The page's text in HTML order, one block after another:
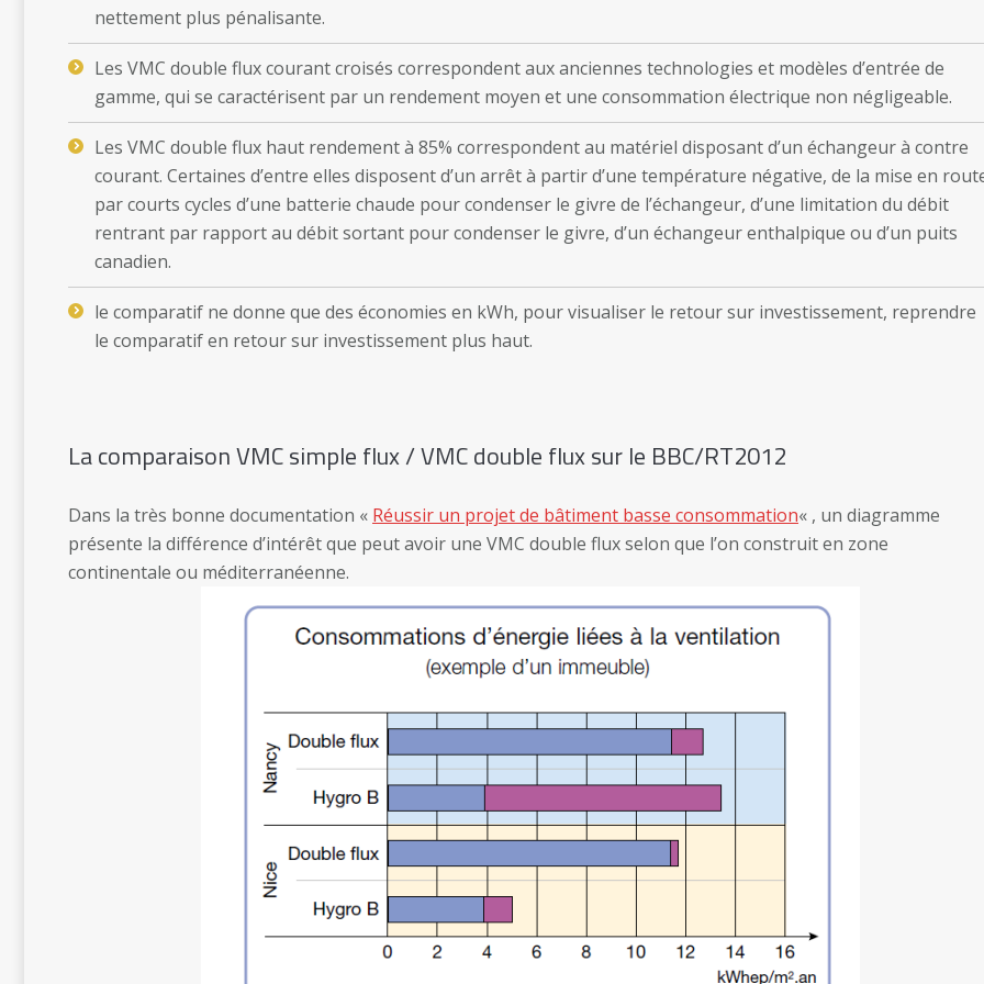
nettement plus pénalisante.
Les VMC double flux courant croisés correspondent aux anciennes technologies et modèles d’entrée de
gamme, qui se caractérisent par un rendement moyen et une consommation électrique non négligeable.
Les VMC double flux haut rendement à 85% correspondent au matériel disposant d’un échangeur à contre
courant. Certaines d’entre elles disposent d’un arrêt à partir d’une température négative, de la mise en
par courts cycles d’une batterie chaude pour condenser le givre de l’échangeur, d’une limitation du débit
rentrant par rapport au débit sortant pour condenser le givre, d’un échangeur enthalpique ou d’un puits
canadien.
le comparatif ne donne que des économies en kWh, pour visualiser le retour sur investissement, reprendre
le comparatif en retour sur investissement plus haut.
La comparaison VMC simple flux / VMC double flux sur le BBC/RT2012
Dans la très bonne documentation « Réussir un projet de bâtiment basse consommation« , un diagramme
présente la différence d’intérêt que peut avoir une VMC double flux selon que l’on construit en zone
continentale ou méditerranéenne.